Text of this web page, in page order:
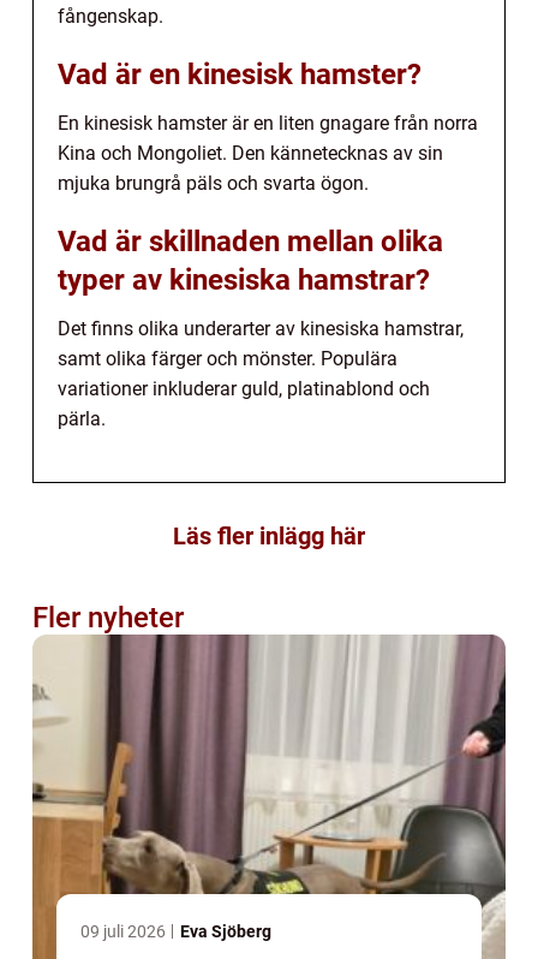
fångenskap.
Vad är en kinesisk hamster?
En kinesisk hamster är en liten gnagare från norra
Kina och Mongoliet. Den kännetecknas av sin
mjuka brungrå päls och svarta ögon.
Vad är skillnaden mellan olika
typer av kinesiska hamstrar?
Det finns olika underarter av kinesiska hamstrar,
samt olika färger och mönster. Populära
variationer inkluderar guld, platinablond och
pärla.
Läs fler inlägg här
Fler nyheter
09 juli 2026 Eva Sjöberg